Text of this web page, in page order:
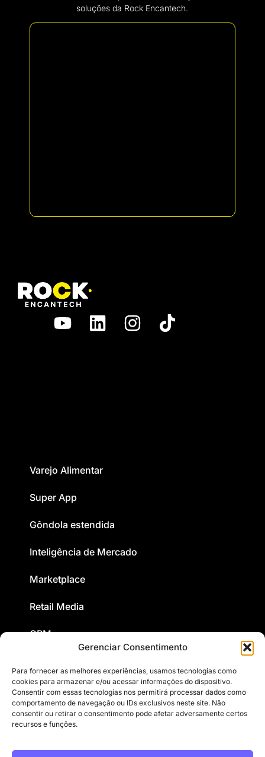
Gerenciar Consentimento
Para fornecer as melhores experiências, usamos tecnologias como
cookies para armazenar e/ou acessar informações do dispositivo.
Consentir com essas tecnologias nos permitirá processar dados como
comportamento de navegação ou IDs exclusivos neste site. Não
consentir ou retirar o consentimento pode afetar adversamente certos
recursos e funções.
soluções da Rock Encantech.
Varejo Alimentar
Super App
Gôndola estendida
Inteligência de Mercado
Marketplace
Retail Media
CRM
Conteúdo
Sobre nós
Trabalhe conosco